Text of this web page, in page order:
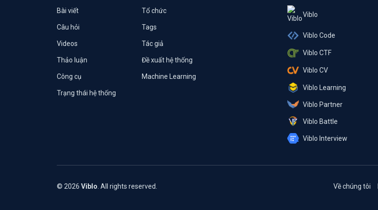
Bài viết Tổ chức
Câu hỏi Tags
Videos Tác giả
Thảo luận Đề xuất hệ thống
Công cụ Machine Learning
Trạng thái hệ thống
Viblo
Viblo Code
Viblo CTF
Viblo CV
Viblo Learning
Viblo Partner
Viblo Battle
Viblo Interview
© 2026 Viblo . All rights reserved. Về chúng tôi